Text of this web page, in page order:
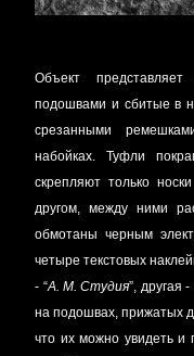
Объект
подошвами и сбитые в
срезанными
набойках. Туфли
скрепляют только
другом, между ними
обмотаны черным
четыре текстовых
- “А. М. Студия”, другая
на подошвах, прижатых
что их можно увидеть и